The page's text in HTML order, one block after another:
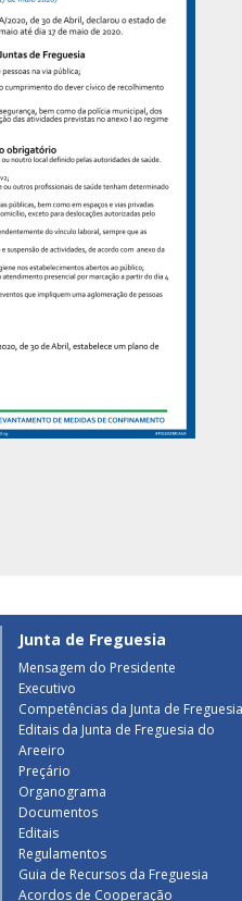
Junta de Freguesia
Mensagem do Presidente
Executivo
Competências da Junta de Freguesia
Editais da Junta de Freguesia do
Areeiro
Preçário
Organograma
Documentos
Editais
Regulamentos
Guia de Recursos da Freguesia
Acordos de Cooperação